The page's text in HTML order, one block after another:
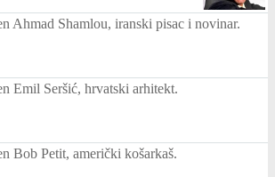
Ahmad Shamlou, iranski pisac i novinar.
Emil Seršić, hrvatski arhitekt.
Bob Petit, američki košarkaš.